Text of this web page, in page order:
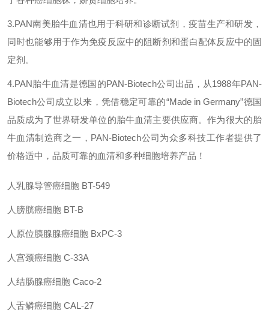
3.PAN南美胎牛血清也用于科研和诊断试剂，疫苗生产和研发，
同时也能够用于作为免疫反应中的阻断剂和蛋白配体反应中的固
定剂。
4.PAN胎牛血清是德国的PAN-Biotech公司出品，从1988年PAN-
Biotech公司成立以来，凭借稳定可靠的“Made in Germany”德国
品质成为了世界研发单位的胎牛血清主要供应商。作为很大的胎
牛血清制造商之一，PAN-Biotech公司为众多科技工作者提供了
价格适中，品质可靠的血清和多种细胞培养产品！
人乳腺导管癌细胞 BT-549
人膀胱癌细胞 BT-B
人原位胰腺腺癌细胞 BxPC-3
人宫颈癌细胞 C-33A
人结肠腺癌细胞 Caco-2
人舌鳞癌细胞 CAL-27